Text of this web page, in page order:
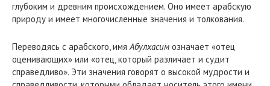
глубоким и древним происхождением. Оно имеет арабскую
природу и имеет многочисленные значения и толкования.
Переводясь с арабского, имяАбулхасим означает «отец
оценивающих» или «отец, который различает и судит
справедливо». Эти значения говорят о высокой мудрости и